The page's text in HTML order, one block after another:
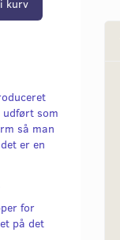
kurv
som
så man
er en
for
på det